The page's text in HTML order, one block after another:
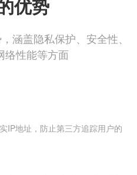
优势
涵盖隐私保护、安全性、
络性能等方面
IP地址，防止第三方追踪用户的